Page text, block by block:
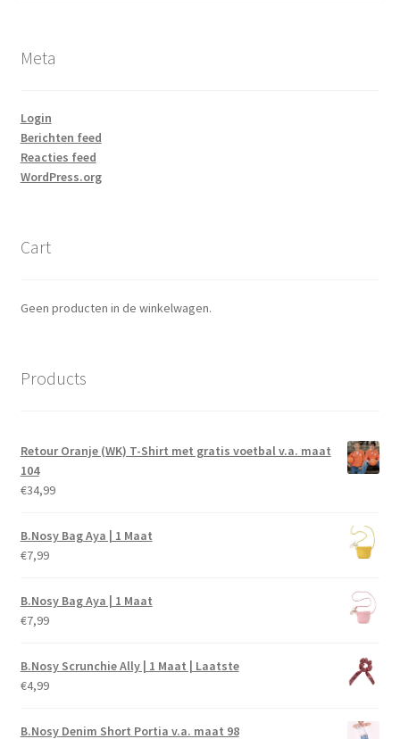
Meta
Login
Berichten feed
Reacties feed
WordPress.org
Cart
Geen producten in de winkelwagen.
Products
Retour Oranje (WK) T-Shirt met gratis voetbal v.a. maat
104
€34,99
B.Nosy Bag Aya | 1 Maat
€7,99
B.Nosy Bag Aya | 1 Maat
€7,99
B.Nosy Scrunchie Ally | 1 Maat | Laatste
€4,99
B.Nosy Denim Short Portia v.a. maat 98